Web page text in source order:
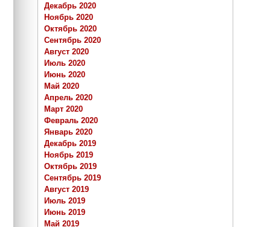
Декабрь 2020
Ноябрь 2020
Октябрь 2020
Сентябрь 2020
Август 2020
Июль 2020
Июнь 2020
Май 2020
Апрель 2020
Март 2020
Февраль 2020
Январь 2020
Декабрь 2019
Ноябрь 2019
Октябрь 2019
Сентябрь 2019
Август 2019
Июль 2019
Июнь 2019
Май 2019